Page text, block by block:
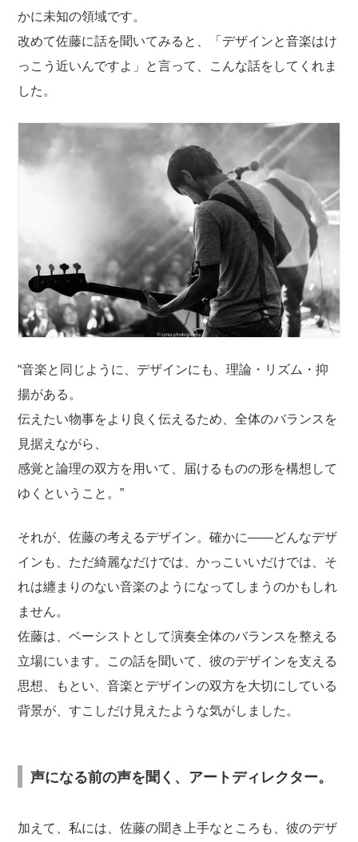
かに未知の領域です。
改めて佐藤に話を聞いてみると、「デザインと音楽はけ
っこう近いんですよ」と言って、こんな話をしてくれま
した。
“音楽と同じように、デザインにも、理論・リズム・抑
揚がある。
伝えたい物事をより良く伝えるため、全体のバランスを
見据えながら、
感覚と論理の双方を用いて、届けるものの形を構想して
ゆくということ。”
それが、佐藤の考えるデザイン。確かに——どんなデザ
インも、ただ綺麗なだけでは、かっこいいだけでは、そ
れは纏まりのない音楽のようになってしまうのかもしれ
ません。
佐藤は、ベーシストとして演奏全体のバランスを整える
立場にいます。この話を聞いて、彼のデザインを支える
思想、もとい、音楽とデザインの双方を大切にしている
背景が、すこしだけ見えたような気がしました。
声になる前の声を聞く、アートディレクター。
加えて、私には、佐藤の聞き上手なところも、彼のデザ